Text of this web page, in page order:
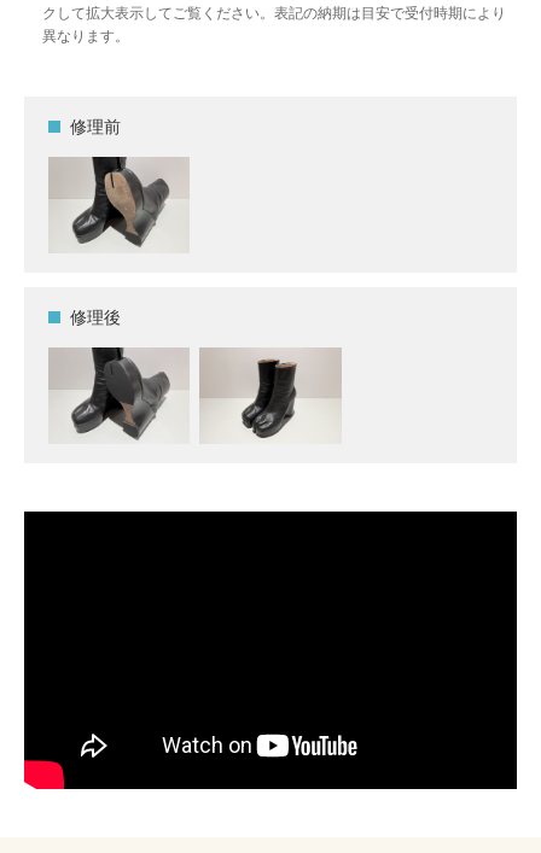
クして拡大表示してご覧ください。表記の納期は目安で受付時期により
異なります。
修理前
修理後